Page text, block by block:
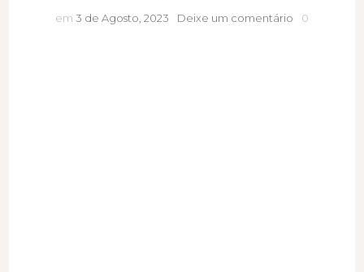
em 3 de Agosto, 2023 Deixe um comentário The
0